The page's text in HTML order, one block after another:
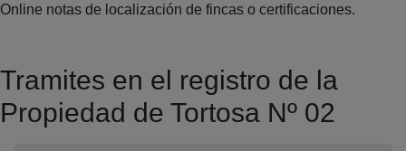
Online notas de localización de fincas o certificaciones.
Tramites en el registro de la
Propiedad de Tortosa Nº 02